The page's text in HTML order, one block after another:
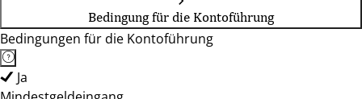
Bedingung für die Kontoführung
Bedingungen für die Kontoführung
Ja